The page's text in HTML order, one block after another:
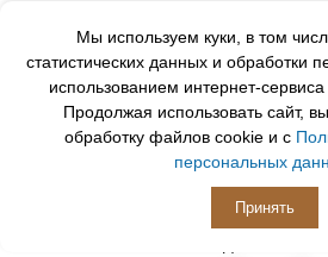
Мы используем куки, в том
статистических данных и обработки
использованием интернет-
Продолжая использовать сайт,
обработку файлов cookie и с
персональных
Принять